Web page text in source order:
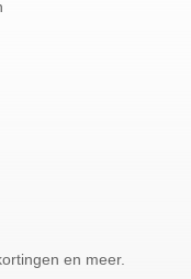
en meer.